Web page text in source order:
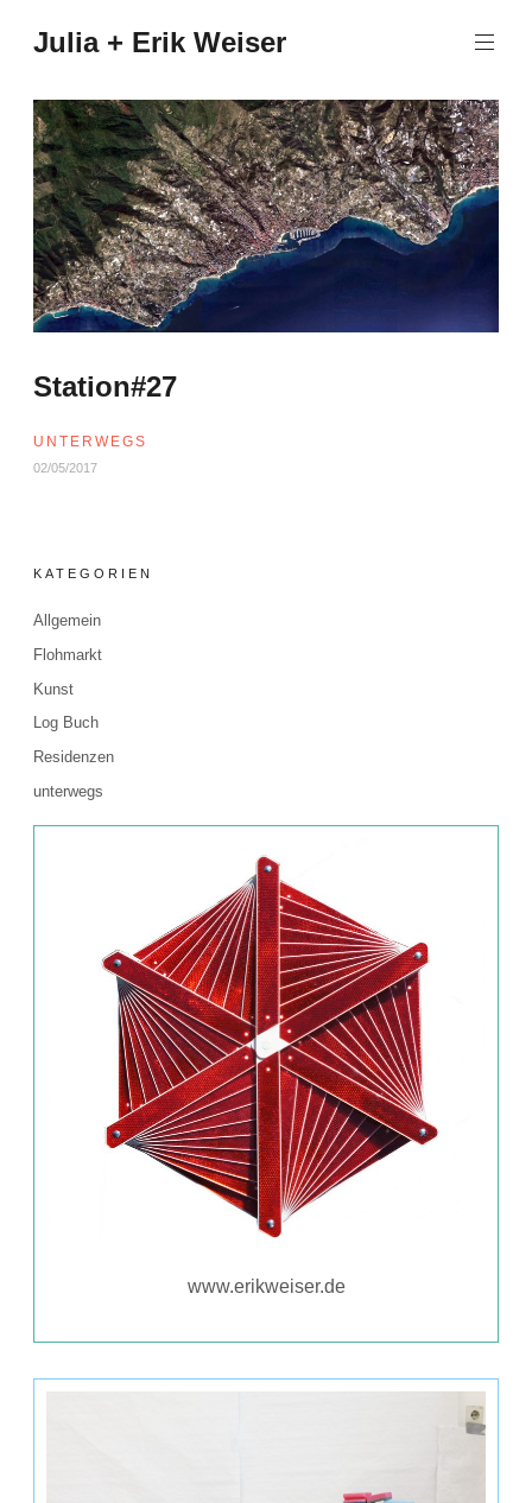
Inhalt
Julia + Erik Weiser
Station#27
UNTERWEGS
02/05/2017
KATEGORIEN
Allgemein
Flohmarkt
Kunst
Log Buch
Residenzen
unterwegs
www.erikweiser.de